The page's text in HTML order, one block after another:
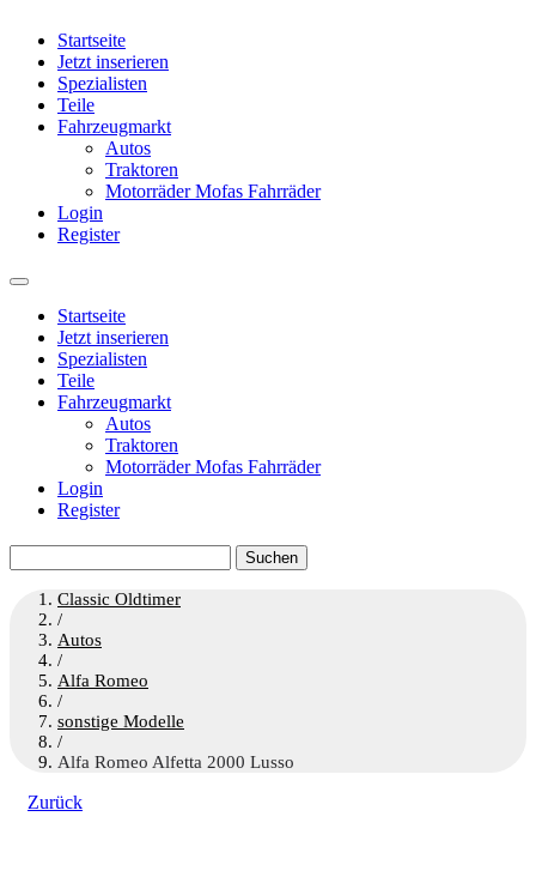
Startseite
Jetzt inserieren
Spezialisten
Teile
Fahrzeugmarkt
Autos
Traktoren
Motorräder Mofas Fahrräder
Login
Register
Startseite
Jetzt inserieren
Spezialisten
Teile
Fahrzeugmarkt
Autos
Traktoren
Motorräder Mofas Fahrräder
Login
Register
nach:
Classic Oldtimer
/
Autos
/
Alfa Romeo
/
sonstige Modelle
/
Alfa Romeo Alfetta 2000 Lusso
Zurück